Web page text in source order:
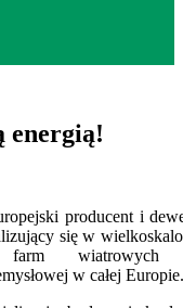
energią!
producent i
się w
farm wiatrowych
w całej